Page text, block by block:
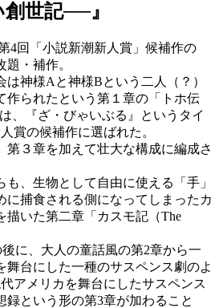
世記──』
4回「小説新潮新人賞」候補作の
題・補作。
神様Aと神様Bという二人（？）
作られたという第１章の「トホ伝
は、『ざ・びゃいぶる』というタイ
賞の候補作に選ばれた。
第３章を加えて壮大な構成に編成さ
、生物として自由に使える「手」
に捕食される側になってしまったカ
描いた第二章「カスモ記（The
に、大人の童話風の第2章から一
舞台にした一種のサスペンス劇のよ
アメリカを舞台にしたサスペンス
録という形の第3章が加わること